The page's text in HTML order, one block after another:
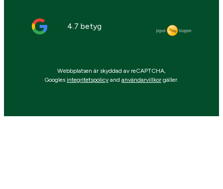
4.7 betyg
Webbplatsen är skyddad av reCAPTCHA,
Googles integritetspolicy and användarvillkor gäller.